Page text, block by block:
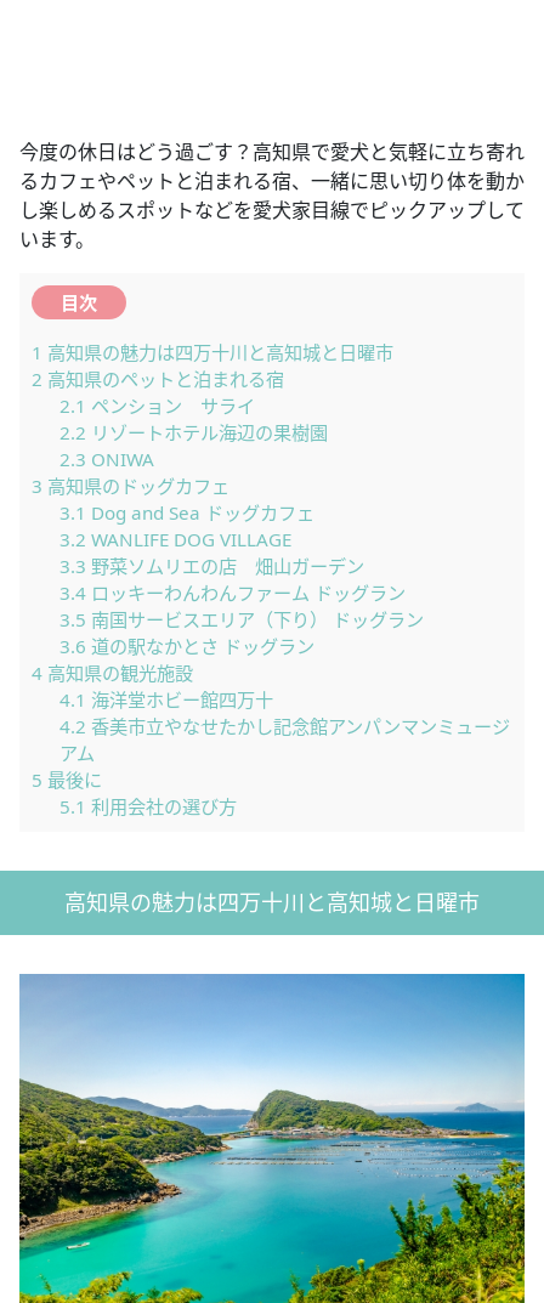
今度の休日はどう過ごす？高知県で愛犬と気軽に立ち寄れ
るカフェやペットと泊まれる宿、一緒に思い切り体を動か
し楽しめるスポットなどを愛犬家目線でピックアップして
います。
目次
1 高知県の魅力は四万十川と高知城と日曜市
2 高知県のペットと泊まれる宿
2.1 ペンション サライ
2.2 リゾートホテル海辺の果樹園
2.3 ONIWA
3 高知県のドッグカフェ
3.1 Dog and Sea ドッグカフェ
3.2 WANLIFE DOG VILLAGE
3.3 野菜ソムリエの店 畑山ガーデン
3.4ロッキーわんわんファーム ドッグラン
3.5 南国サービスエリア（下り） ドッグラン
3.6 道の駅なかとさ ドッグラン
4 高知県の観光施設
4.1 海洋堂ホビー館四万十
4.2 香美市立やなせたかし記念館アンパンマンミュージ
アム
5 最後に
5.1 利用会社の選び方
高知県の魅力は四万十川と高知城と日曜市